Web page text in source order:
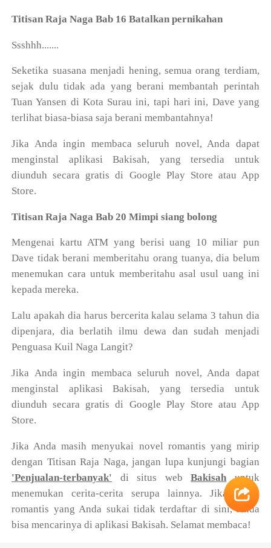
Titisan Raja Naga Bab 16 Batalkan pernikahan
Ssshhh.......
Seketika suasana menjadi hening, semua orang terdiam,
sejak dulu tidak ada yang berani membantah perintah
Tuan Yansen di Kota Surau ini, tapi hari ini, Dave yang
terlihat biasa-biasa saja berani membantahnya!
Jika Anda ingin membaca seluruh novel, Anda dapat
menginstal aplikasi Bakisah, yang tersedia untuk
diunduh secara gratis di Google Play Store atau App
Store.
Titisan Raja Naga Bab 20 Mimpi siang bolong
Mengenai kartu ATM yang berisi uang 10 miliar pun
Dave tidak berani memberitahu orang tuanya, dia belum
menemukan cara untuk memberitahu asal usul uang ini
kepada mereka.
Lalu apakah dia harus bercerita kalau selama 3 tahun dia
dipenjara, dia berlatih ilmu dewa dan sudah menjadi
Penguasa Kuil Naga Langit?
Jika Anda ingin membaca seluruh novel, Anda dapat
menginstal aplikasi Bakisah, yang tersedia untuk
diunduh secara gratis di Google Play Store atau App
Store.
Jika Anda masih menyukai novel romantis yang mirip
dengan Titisan Raja Naga, jangan lupa kunjungi bagian
'Penjualan-terbanyak' di situs webBakisah untuk
menemukan cerita-cerita serupa lainnya. Jika novel
romantis yang Anda sukai tidak terdaftar di sini, Anda
bisa mencarinya di aplikasi Bakisah. Selamat membaca!